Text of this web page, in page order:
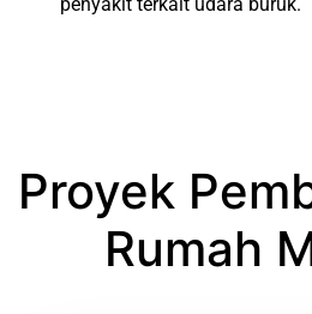
Proyek
Rumah